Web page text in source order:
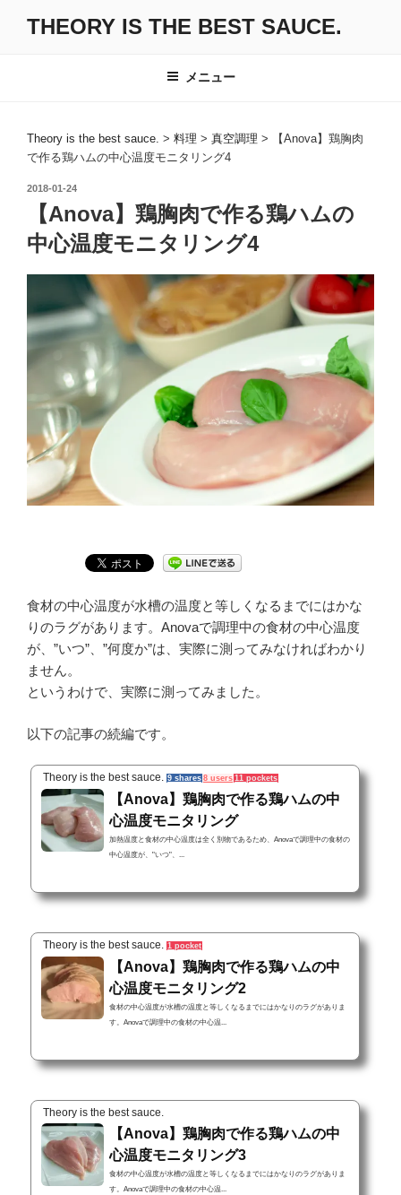
THEORY IS THE BEST SAUCE.
メニュー
Theory is the best sauce. > 料理 > 真空調理 >
【Anova】鶏胸肉
で作る鶏ハムの中心温度モニタリング4
投
2018-01-24
【Anova】鶏胸肉で作る鶏ハムの
中心温度モニタリング4
食材の中心温度が水槽の温度と等しくなるまでにはかな
りのラグがあります。Anovaで調理中の食材の中心温度
が、”いつ”、”何度か”は、実際に測ってみなければわかり
ません。
というわけで、実際に測ってみました。
以下の記事の続編です。
Theory is the best sauce. 9 shares 8 users 11 pockets
【Anova】鶏胸肉で作る鶏ハムの中
心温度モニタリング
加熱温度と食材の中心温度は全く別物であるため、Anovaで調理中の食材の
中心温度が、"いつ"、...
Theory is the best sauce. 1 pocket
【Anova】鶏胸肉で作る鶏ハムの中
心温度モニタリング2
食材の中心温度が水槽の温度と等しくなるまでにはかなりのラグがありま
す。Anovaで調理中の食材の中心温...
Theory is the best sauce.
【Anova】鶏胸肉で作る鶏ハムの中
心温度モニタリング3
食材の中心温度が水槽の温度と等しくなるまでにはかなりのラグがありま
す。Anovaで調理中の食材の中心温...